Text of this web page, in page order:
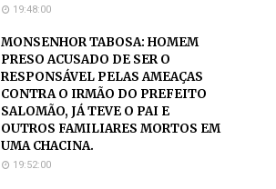
19:48:00
MONSENHOR TABOSA: HOMEM
PRESO ACUSADO DE SER O
RESPONSÁVEL PELAS AMEAÇAS
CONTRA O IRMÃO DO PREFEITO
SALOMÃO, JÁ TEVE O PAI E
OUTROS FAMILIARES MORTOS EM
UMA CHACINA.
19:52:00